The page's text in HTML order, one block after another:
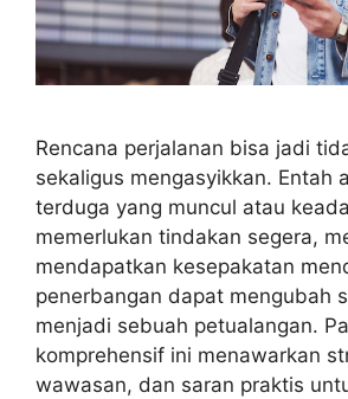
Rencana perjalanan bisa jadi
sekaligus mengasyikkan. Entah
terduga yang muncul atau
memerlukan tindakan segera,
mendapatkan kesepakatan
penerbangan dapat mengubah
menjadi sebuah petualangan.
komprehensif ini menawarkan
wawasan, dan saran praktis